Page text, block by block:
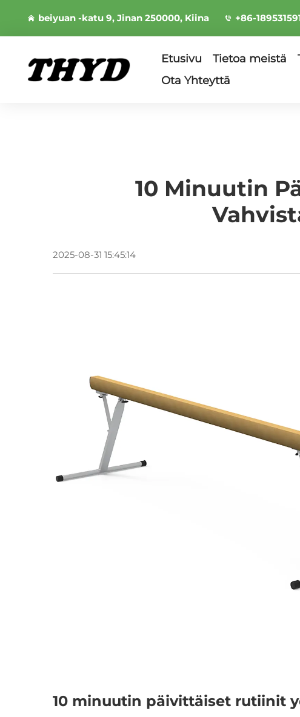
beiyuan -katu 9, Jinan 250000, Kiina +86-
Etusivu Tietoa meistä
Ota Yhteyttä
10 Minuutin
2025-08-31 15:45:14
10 minuutin päivittäiset rutiinit